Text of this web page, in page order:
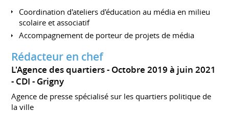
Coordination d'ateliers d'éducation au média en milieu
scolaire et associatif
Accompagnement de porteur de projets de média
Rédacteur en chef
L'Agence des quartiers
Octobre 2019 à juin 2021
CDI
Grigny
Agence de presse spécialisé sur les quartiers politique de
la ville